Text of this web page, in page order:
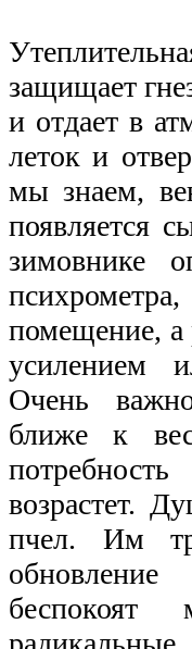
защищает
и отдает в
леток и
мы знаем,
появляется
зимовнике
помещение, а
усилением
Очень
ближе к
возрастет.
пчел. Им